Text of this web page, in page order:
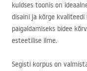
kuldses toonis on
disaini ja kõrge
paigaldamiseks bidee
esteetilise ilme.
Segisti korpus on